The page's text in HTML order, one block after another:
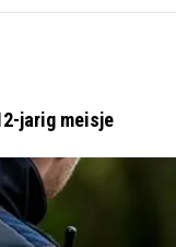
jarig meisje